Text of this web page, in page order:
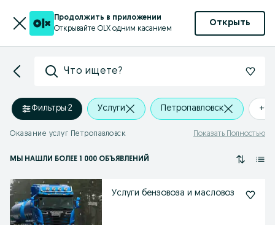
Продолжить в приложении
Открывайте OLX одним касанием
Открыть
Что ищете?
Фильтры·2 Услуги Петропавловск +0
Оказание услуг Петропавловск Показать Полностью
МЫ НАШЛИ БОЛЕЕ 1 000 ОБЪЯВЛЕНИЙ
Услуги бензовоза и масловоз